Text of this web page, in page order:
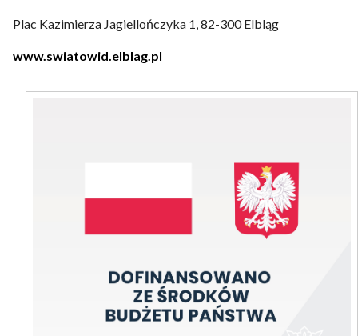
Plac Kazimierza Jagiellończyka 1, 82-300 Elbląg
www.swiatowid.elblag.pl